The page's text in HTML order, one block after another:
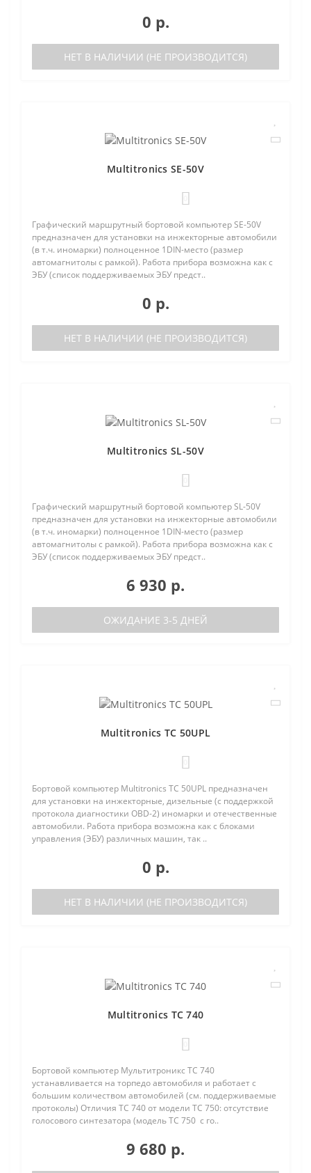
0 р.
НЕТ В НАЛИЧИИ (НЕ ПРОИЗВОДИТСЯ)
Multitronics SE-50V
Графический маршрутный бортовой компьютер SE-50V
предназначен для установки на инжекторные автомобили
(в т.ч. иномарки) полноценное 1DIN-место (размер
автомагнитолы с рамкой). Работа прибора возможна как с
ЭБУ (список поддерживаемых ЭБУ предст..
0 р.
НЕТ В НАЛИЧИИ (НЕ ПРОИЗВОДИТСЯ)
Multitronics SL-50V
Графический маршрутный бортовой компьютер SL-50V
предназначен для установки на инжекторные автомобили
(в т.ч. иномарки) полноценное 1DIN-место (размер
автомагнитолы с рамкой). Работа прибора возможна как с
ЭБУ (список поддерживаемых ЭБУ предст..
6 930 р.
ОЖИДАНИЕ 3-5 ДНЕЙ
Multitronics TC 50UPL
Бортовой компьютер Multitronics TC 50UPL предназначен
для установки на инжекторные, дизельные (с поддержкой
протокола диагностики OBD-2) иномарки и отечественные
автомобили. Работа прибора возможна как с блоками
управления (ЭБУ) различных машин, так ..
0 р.
НЕТ В НАЛИЧИИ (НЕ ПРОИЗВОДИТСЯ)
Multitronics TC 740
Бортовой компьютер Мультитроникс TC 740
устанавливается на торпедо автомобиля и работает с
большим количеством автомобилей (см. поддерживаемые
протоколы) Отличия TC 740 от модели TC 750: отсутствие
голосового синтезатора (модель TC 750 с го..
9 680 р.